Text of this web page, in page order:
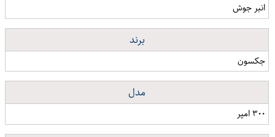
انبر جوش
برند
جکسون
مدل
۳۰۰ امپر